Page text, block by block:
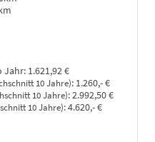
Jahr: 1.621,92 €
10 Jahre): 1.260,- €
10 Jahre):2.992,50 €
10 Jahre):4.620,- €